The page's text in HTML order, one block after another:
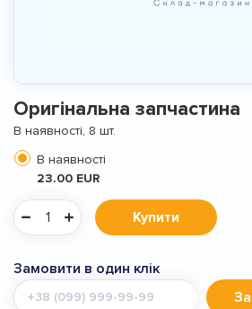
Оригінальна запчастина
В наявності, 8 шт.
В наявності
23.00 EUR
Купити
Замовити в один клік
Мобільний
телефон